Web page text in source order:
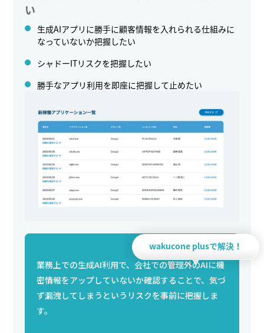
い
生成AIアプリに勝手に顧客情報を入れられる仕組みに
なっていないか把握したい
シャドーITリスクを把握したい
勝手なアプリ利用を即座に把握して止めたい
wakucone plusで解決！
業務上での生成AI利用で、会社での管理外のAIに機
密情報をアップしていないか確認することで、気づ
ず漏洩してしまうというリスクを事前に把握しま
す。